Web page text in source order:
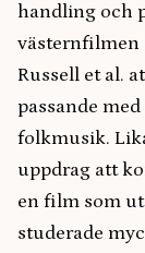
handling och
västernfilmen
Russell et al.
passande
folkmusik.
uppdrag att
en film som
studerade